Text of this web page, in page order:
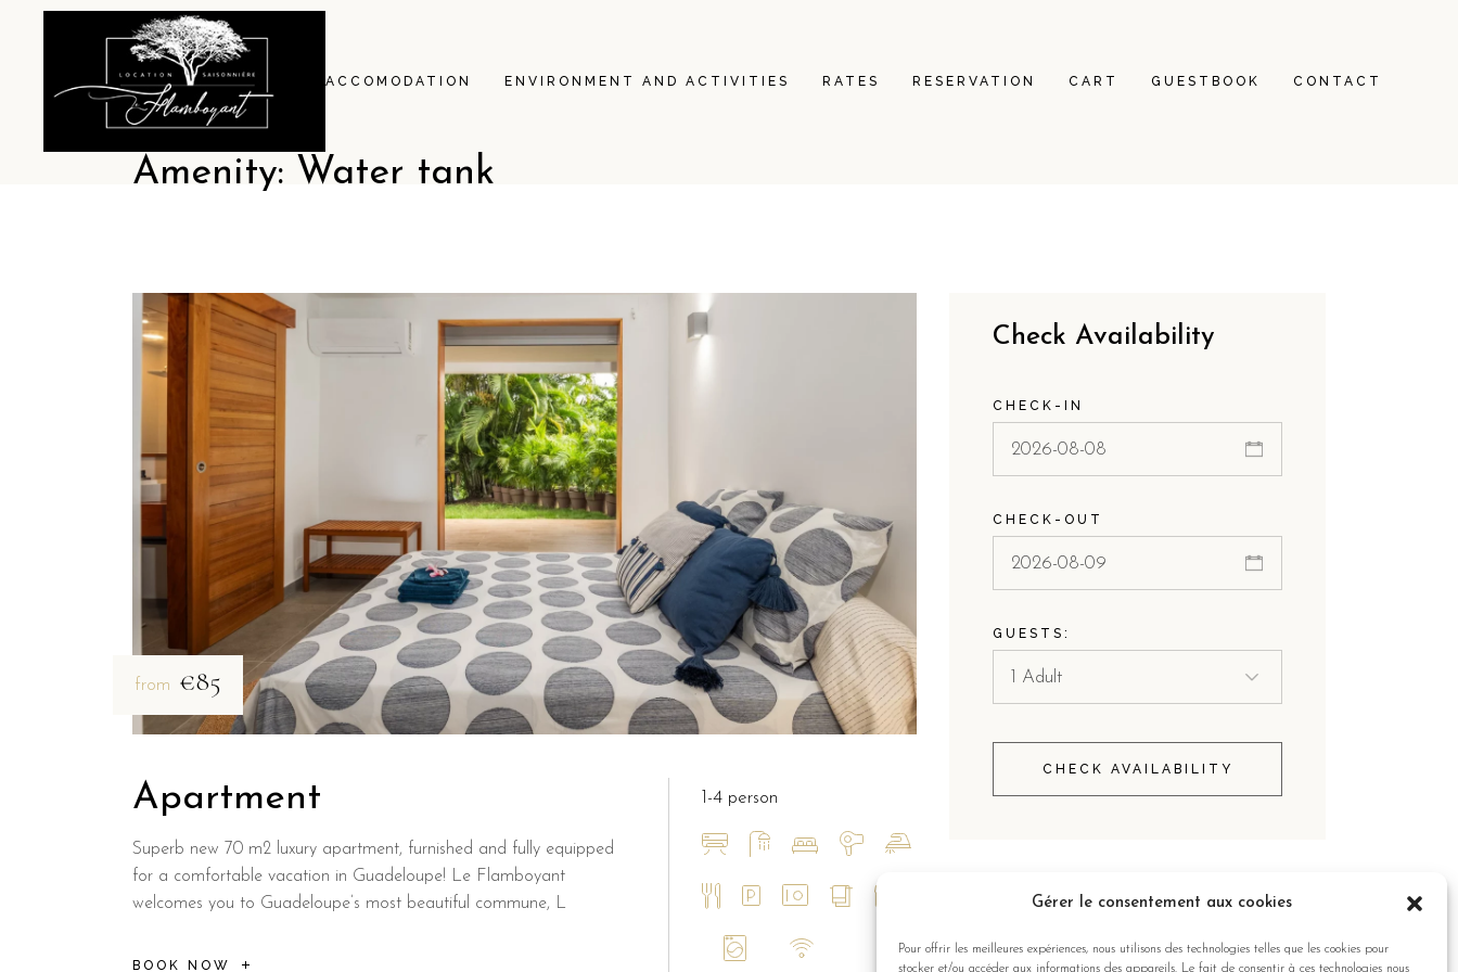
Gérer le consentement aux cookies
Pour offrir les meilleures expériences, nous utilisons des technologies telles que les cookies pour
stocker et/ou accéder aux informations des appareils. Le fait de consentir à ces technologies nous
ACCOMODATION ENVIRONMENT AND ACTIVITIES RATES RESERVATION CART GUESTBOOK CONTACT
Amenity: Water tank
from €85
Apartment
Superb new 70 m2 luxury apartment, furnished and fully equipped
for a comfortable vacation in Guadeloupe! Le Flamboyant
welcomes you to Guadeloupe’s most beautiful commune, L
BOOK NOW
1-4 person
Check Availability
CHECK-IN
CHECK-OUT
GUESTS:
CHECK AVAILABILITY